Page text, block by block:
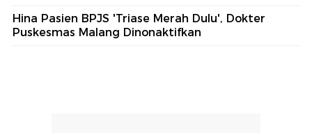
Hina Pasien BPJS 'Triase Merah Dulu', Dokter
Puskesmas Malang Dinonaktifkan